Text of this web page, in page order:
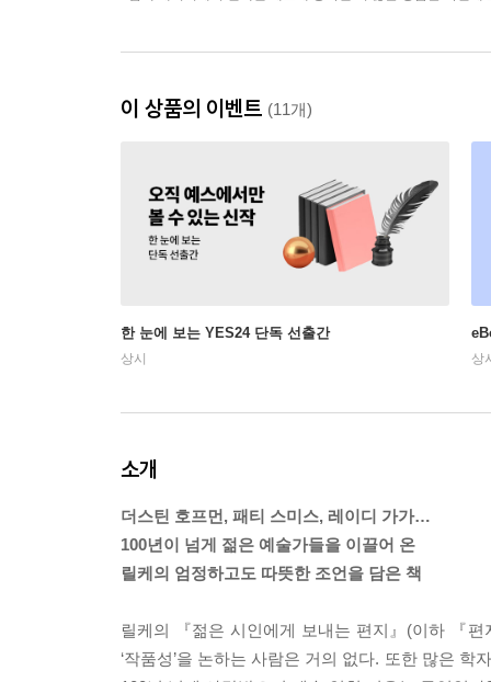
이 상품의 이벤트 (11개)
한 눈에 보는 YES24 단독 선출간
상시 상
소개
더스틴 호프먼, 패티 스미스, 레이디 가가…
100년이 넘게 젊은 예술가들을 이끌어 온
릴케의 엄정하고도 따뜻한 조언을 담은 책
릴케의 『젊은 시인에게 보내는 편지』(이하 『
‘작품성’을 논하는 사람은 거의 없다. 또한 많은